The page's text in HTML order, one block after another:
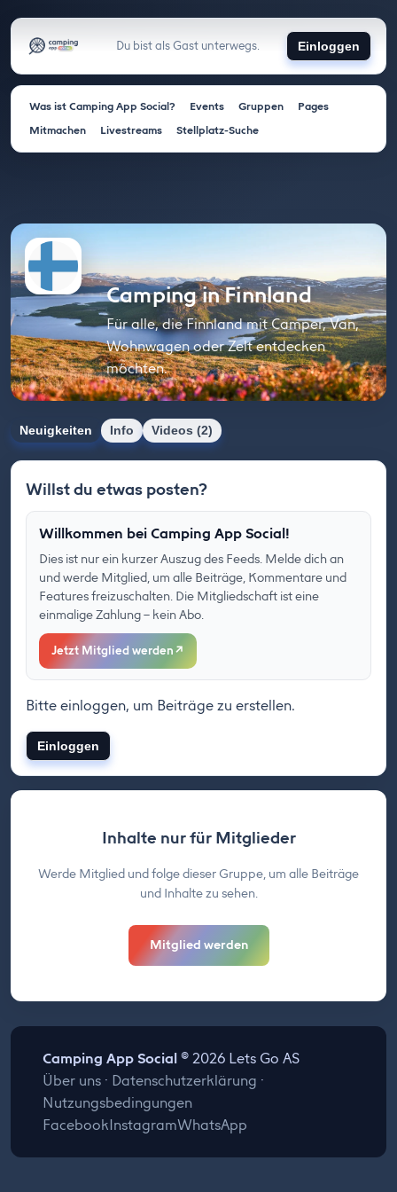
Du bist als Gast unterwegs. Einloggen
Was ist Camping App Social? Events Gruppen
Pages
Mitmachen
Livestreams Stellplatz-Suche
Camping in Finnland
Für alle, die Finnland mit Camper, Van,
Wohnwagen oder Zelt entdecken
möchten.
Neuigkeiten Info Videos (2)
Willst du etwas posten?
Willkommen bei Camping App Social!
Dies ist nur ein kurzer Auszug des Feeds. Melde dich an
und werde Mitglied, um alle Beiträge, Kommentare und
Features freizuschalten. Die Mitgliedschaft ist eine
einmalige Zahlung – kein Abo.
Jetzt Mitglied werden ↗
Bitte einloggen, um Beiträge zu erstellen.
Einloggen
Inhalte nur für Mitglieder
Werde Mitglied und folge dieser Gruppe, um alle Beiträge
und Inhalte zu sehen.
Mitglied werden
Camping App Social© 2026 Lets Go AS
Über uns· Datenschutzerklärung ·
Nutzungsbedingungen
FacebookInstagramWhatsApp